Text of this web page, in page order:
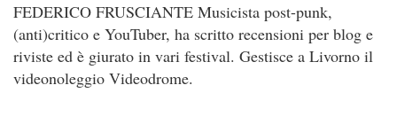
FEDERICO FRUSCIANTE Musicista post-punk,
(anti)critico e YouTuber, ha scritto recensioni per blog e
riviste ed è giurato in vari festival. Gestisce a Livorno il
videonoleggio Videodrome.